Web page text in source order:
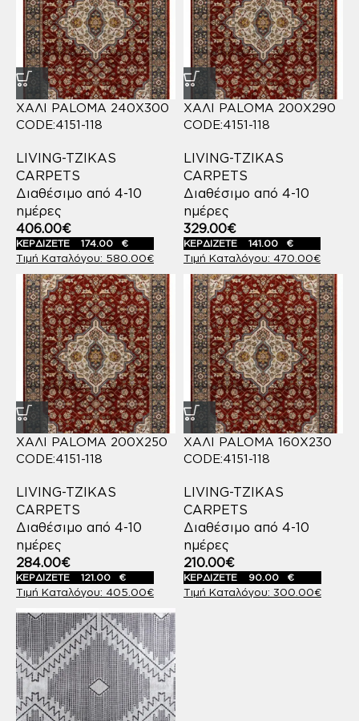
ΧΑΛΙ PALOMA 240X300
CODE:4151-118
LIVING-TZIKAS
CARPETS
Διαθέσιμο από 4-10
ημέρες
580.00€
406.00€
ΚΕΡΔΙΖΕΤΕ 174.00 €
ΧΑΛΙ PALOMA 200X290
CODE:4151-118
LIVING-TZIKAS
CARPETS
Διαθέσιμο από 4-10
ημέρες
470.00€
329.00€
ΚΕΡΔΙΖΕΤΕ 141.00 €
ΧΑΛΙ PALOMA 200X250
CODE:4151-118
LIVING-TZIKAS
CARPETS
Διαθέσιμο από 4-10
ημέρες
405.00€
284.00€
ΚΕΡΔΙΖΕΤΕ 121.00 €
ΧΑΛΙ PALOMA 160X230
CODE:4151-118
LIVING-TZIKAS
CARPETS
Διαθέσιμο από 4-10
ημέρες
300.00€
210.00€
ΚΕΡΔΙΖΕΤΕ 90.00 €